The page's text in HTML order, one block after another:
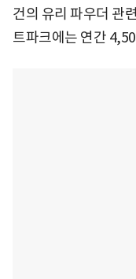
건의 유리 파우더 관
트파크에는 연간